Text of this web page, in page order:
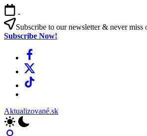
Skip
to
content
-
Subscribe to our newsletter & never miss
Subscribe Now!
Facebook
X
TikTok
Aktualizované.sk